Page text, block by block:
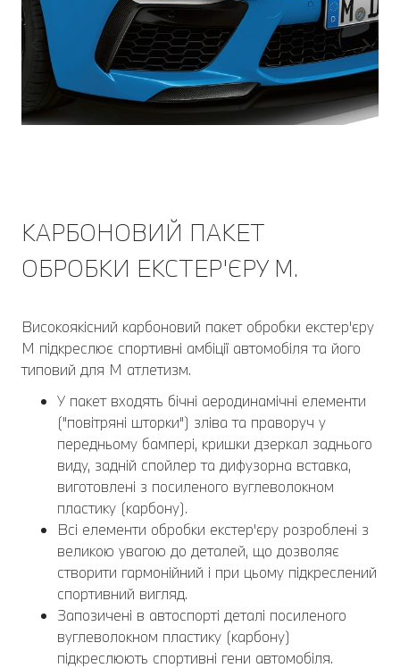
КАРБОНОВИЙ ПАКЕТ
ОБРОБКИ ЕКСТЕР'ЄРУ M.
Високоякісний карбоновий пакет обробки екстер'єру
M підкреслює спортивні амбіції автомобіля та його
типовий для M атлетизм.
У пакет входять бічні аеродинамічні елементи
("повітряні шторки") зліва та праворуч у
передньому бампері, кришки дзеркал заднього
виду, задній спойлер та дифузорна вставка,
виготовлені з посиленого вуглеволокном
пластику (карбону).
Всі елементи обробки екстер'єру розроблені з
великою увагою до деталей, що дозволяє
створити гармонійний і при цьому підкреслений
спортивний вигляд.
Запозичені в автоспорті деталі посиленого
вуглеволокном пластику (карбону)
підкреслюють спортивні гени автомобіля.